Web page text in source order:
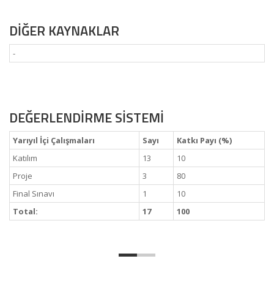
DİĞER KAYNAKLAR
-
DEĞERLENDİRME SİSTEMİ
Yarıyıl İçi Çalışmaları Sayı
Katkı Payı (%)
Katılım
13
10
Proje
3
80
Final Sınavı
1
10
Total:
17 100